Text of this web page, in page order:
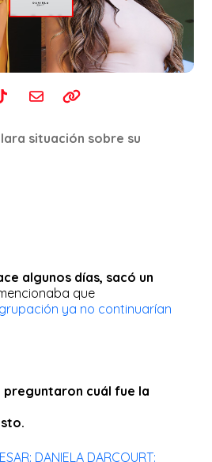
situación sobre su
algunos días, sacó un
que
ya no continuarían
preguntaron cuál fue la
DANIELA DARCOURT: